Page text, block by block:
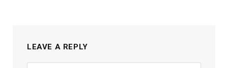
LEAVE A REPLY